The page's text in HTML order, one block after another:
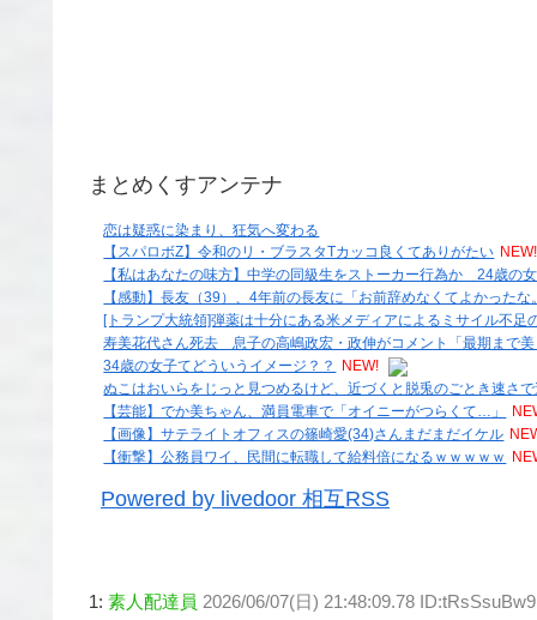
まとめくすアンテナ
恋は疑惑に染まり、狂気へ変わる
【スパロボZ】令和のリ・ブラスタTカッコ良くてありがたい NEW!
【私はあなたの味方】中学の同級生をストーカー行為か 24歳
【感動】長友（39）、4年前の長友に「お前辞めなくてよかった
[トランプ大統領]弾薬は十分にある米メディアによるミサイル不足
寿美花代さん死去 息子の高嶋政宏・政伸がコメント「最期まで
34歳の女子てどういうイメージ？？
NEW!
ぬこはおいらをじっと見つめるけど、近づくと脱兎のごとき速さ
【芸能】でか美ちゃん、満員電車で「オイニーがつらくて…」
【画像】サテライトオフィスの篠崎愛(34)さんまだまだイケル
【衝撃】公務員ワイ、民間に転職して給料倍になるｗｗｗｗｗ
Powered by livedoor 相互RSS
1: 素人配達員 2026/06/07(日) 21:48:09.78 ID:tRsSsuBw9